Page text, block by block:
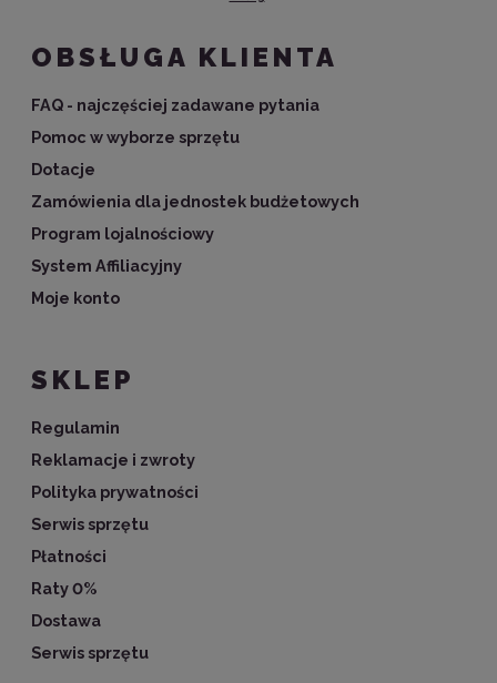
OBSŁUGA KLIENTA
FAQ - najczęściej zadawane pytania
Pomoc w wyborze sprzętu
Dotacje
Zamówienia dla jednostek budżetowych
Program lojalnościowy
System Affiliacyjny
Moje konto
SKLEP
Regulamin
Reklamacje i zwroty
Polityka prywatności
Serwis sprzętu
Płatności
Raty 0%
Dostawa
Serwis sprzętu